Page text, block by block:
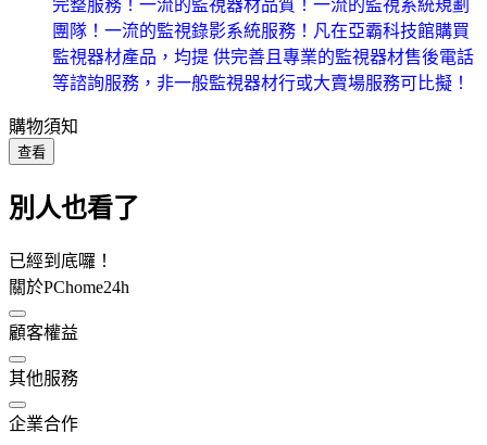
完整服務！一流的監視器材品質！一流的監視系統規劃
團隊！一流的監視錄影系統服務！凡在亞霸科技館購買
監視器材產品，均提 供完善且專業的監視器材售後電話
等諮詢服務，非一般監視器材行或大賣場服務可比擬！
購物須知
查看
別人也看了
已經到底囉！
關於PChome24h
顧客權益
其他服務
企業合作